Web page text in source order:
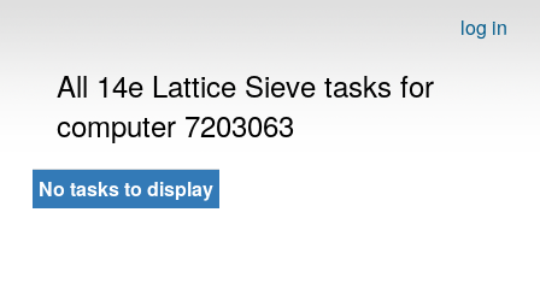
log in
All 14e Lattice Sieve tasks for
computer 7203063
No tasks to display